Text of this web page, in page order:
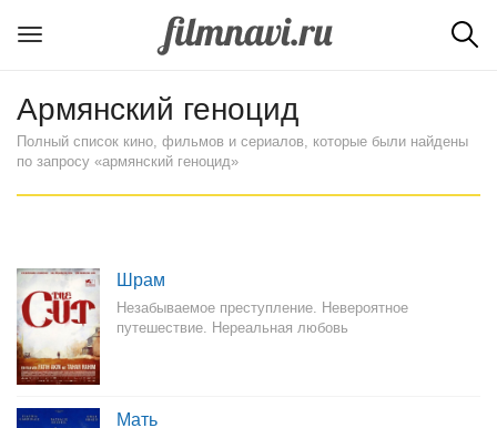
Армянский геноцид
Полный список кино, фильмов и сериалов, которые были найдены
по запросу «армянский геноцид»
Шрам
Незабываемое преступление. Невероятное
путешествие. Нереальная любовь
Мать